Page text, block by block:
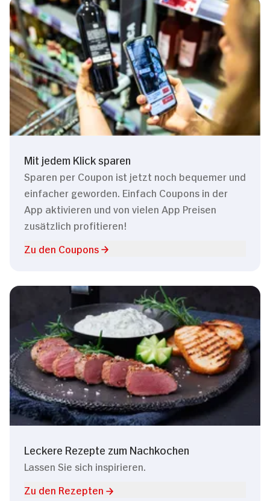
Mit jedem Klick sparen
Sparen per Coupon ist jetzt noch bequemer und
einfacher geworden. Einfach Coupons in der
App aktivieren und von vielen App Preisen
zusätzlich profitieren!
Zu den Coupons
Leckere Rezepte zum Nachkochen
Lassen Sie sich inspirieren.
Zu den Rezepten